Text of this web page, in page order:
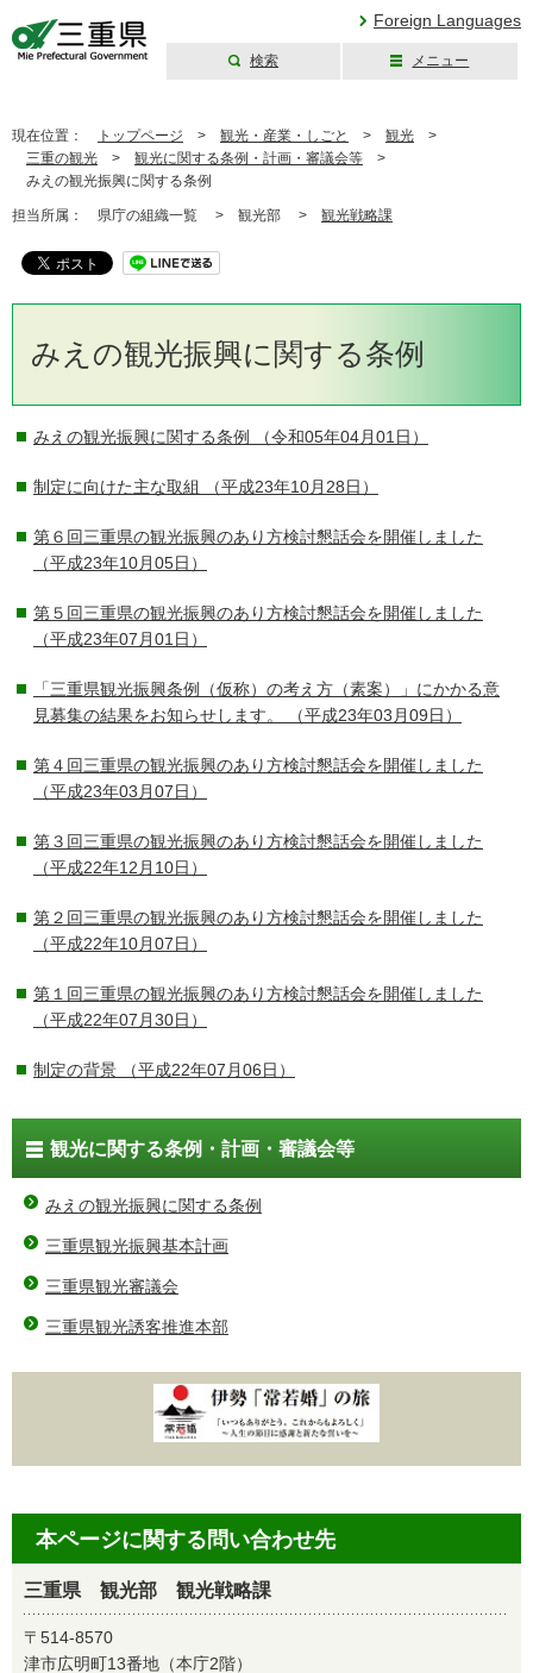
Foreign Languages
検索 メニュー
現在位置： トップページ > 観光・産業・しごと > 観光 >
三重の観光 > 観光に関する条例・計画・審議会等 >
みえの観光振興に関する条例
担当所属： 県庁の組織一覧 > 観光部 > 観光戦略課
みえの観光振興に関する条例
みえの観光振興に関する条例 （令和05年04月01日）
制定に向けた主な取組 （平成23年10月28日）
第６回三重県の観光振興のあり方検討懇話会を開催しました
（平成23年10月05日）
第５回三重県の観光振興のあり方検討懇話会を開催しました
（平成23年07月01日）
「三重県観光振興条例（仮称）の考え方（素案）」にかかる意
見募集の結果をお知らせします。
（平成23年03月09日）
第４回三重県の観光振興のあり方検討懇話会を開催しました
（平成23年03月07日）
第３回三重県の観光振興のあり方検討懇話会を開催しました
（平成22年12月10日）
第２回三重県の観光振興のあり方検討懇話会を開催しました
（平成22年10月07日）
第１回三重県の観光振興のあり方検討懇話会を開催しました
（平成22年07月30日）
制定の背景 （平成22年07月06日）
観光に関する条例・計画・審議会等
みえの観光振興に関する条例
三重県観光振興基本計画
三重県観光審議会
三重県観光誘客推進本部
本ページに関する問い合わせ先
三重県 観光部 観光戦略課
〒514-8570
津市広明町13番地（本庁2階）